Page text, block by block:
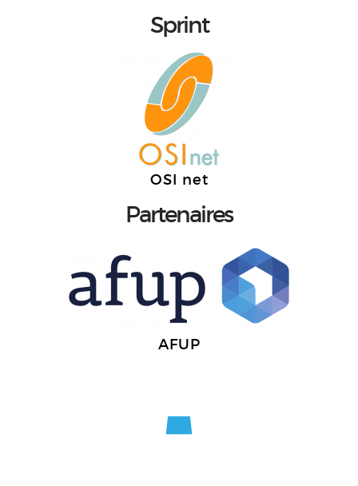
Sprint
OSI net
Partenaires
AFUP